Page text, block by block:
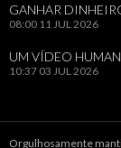
GANHAR
08:00 11 JUL 2026
UM VÍDEO
10:37 03 JUL 2026
Orgulhosamente